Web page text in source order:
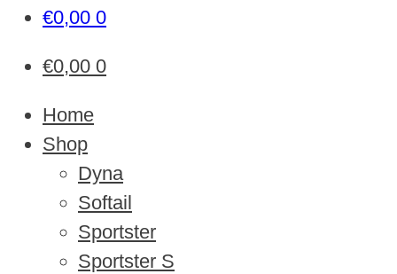
€0,00 0
€0,00 0
Home
Shop
Dyna
Softail
Sportster
Sportster S